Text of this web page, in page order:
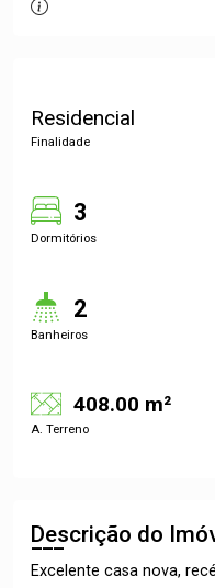
Residencial
Finalidade
3
Dormitórios
2
Banheiros
408.00 m²
A. Terreno
Descrição do
Excelente casa nova,